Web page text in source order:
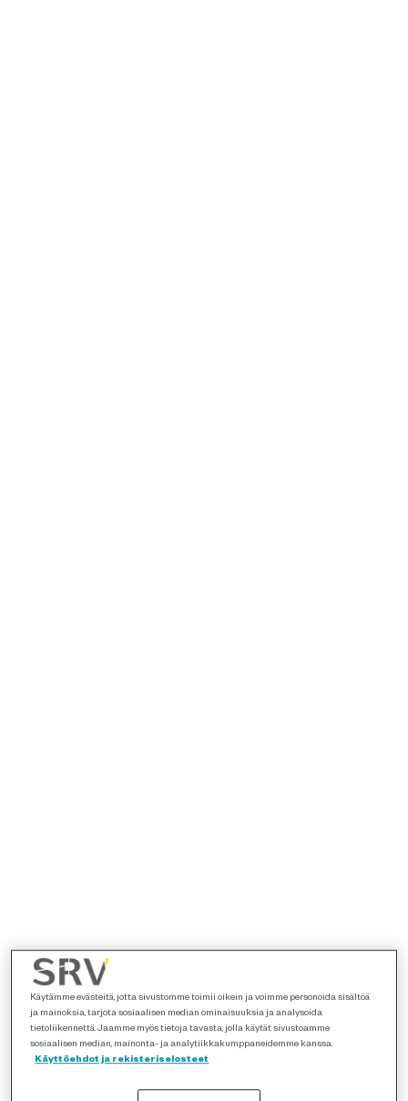
Käytämme evästeitä, jotta sivustomme toimii oikein ja voimme personoida sisältöä
ja mainoksia, tarjota sosiaalisen median ominaisuuksia ja analysoida
tietoliikennettä. Jaamme myös tietoja tavasta, jolla käytät sivustoamme
sosiaalisen median, mainonta- ja analytiikkakumppaneidemme kanssa.
Käyttöehdot ja rekisteriselosteet